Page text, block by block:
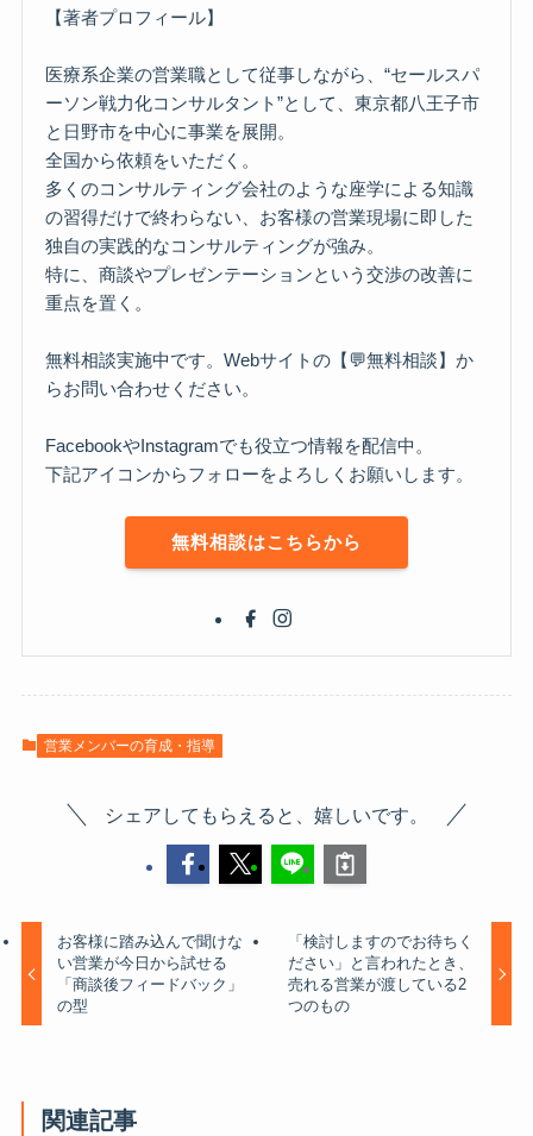
【著者プロフィール】
医療系企業の営業職として従事しながら、“セールスパ
ーソン戦力化コンサルタント”として、東京都八王子市
と日野市を中心に事業を展開。
全国から依頼をいただく。
多くのコンサルティング会社のような座学による知識
の習得だけで終わらない、お客様の営業現場に即した
独自の実践的なコンサルティングが強み。
特に、商談やプレゼンテーションという交渉の改善に
重点を置く。
無料相談実施中です。Webサイトの【💬無料相談】か
らお問い合わせください。
FacebookやInstagramでも役立つ情報を配信中。
下記アイコンからフォローをよろしくお願いします。
無料相談はこちらから
営業メンバーの育成・指導
シェアしてもらえると、嬉しいです。
お客様に踏み込んで聞けな
い営業が今日から試せる
「商談後フィードバック」
の型
「検討しますのでお待ちく
ださい」と言われたとき、
売れる営業が渡している2
つのもの
関連記事